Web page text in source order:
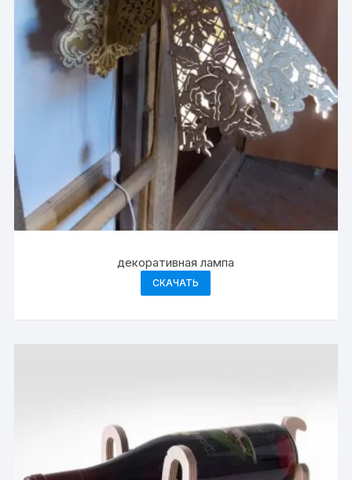
декоративная лампа
СКАЧАТЬ